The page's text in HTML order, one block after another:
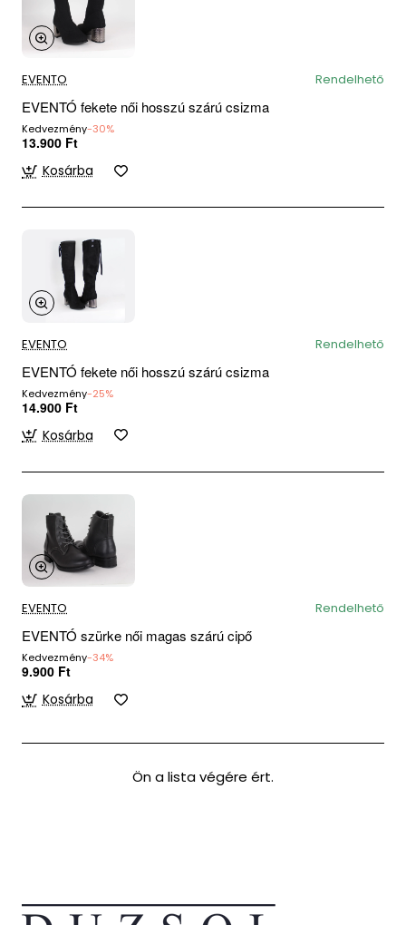
EVENTO Rendelhető
EVENTÓ fekete női hosszú szárú csizma
Kedvezmény-30%
13.900 Ft
Kosárba
EVENTO Rendelhető
EVENTÓ fekete női hosszú szárú csizma
Kedvezmény-25%
14.900 Ft
Kosárba
EVENTO Rendelhető
EVENTÓ szürke női magas szárú cipő
Kedvezmény-34%
9.900 Ft
Kosárba
Ön a lista végére ért.